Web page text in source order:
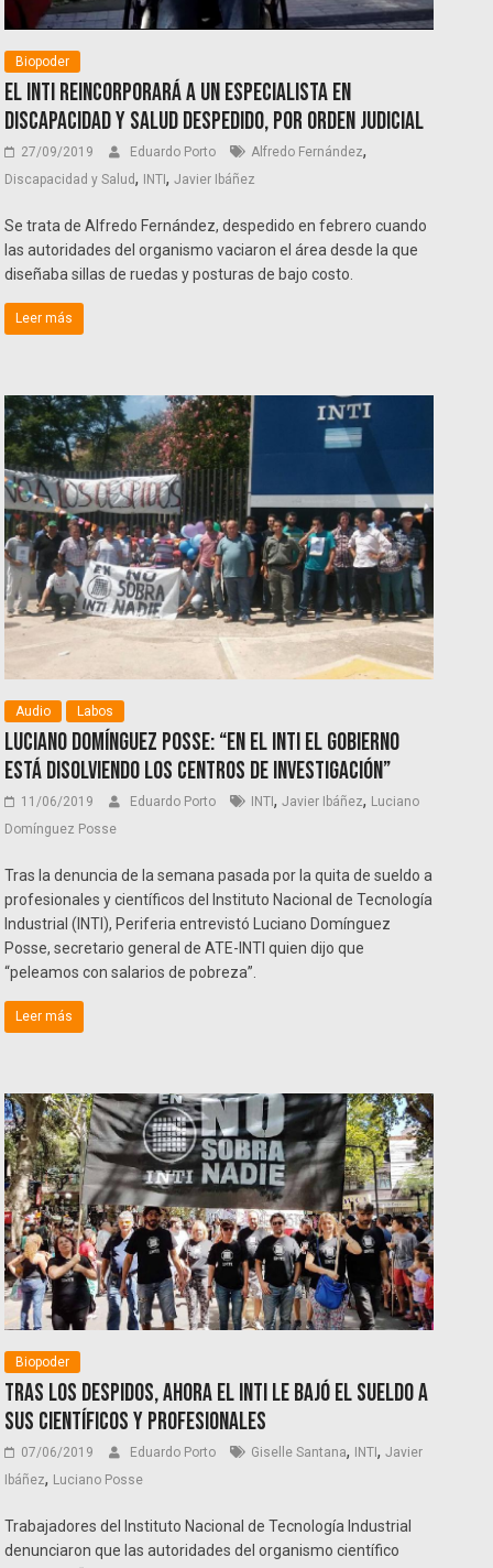
Biopoder
El INTI reincorporará a un especialista en
Discapacidad y Salud despedido, por orden judicial
27/09/2019 Eduardo Porto Alfredo Fernández,
Discapacidad y Salud, INTI,Javier Ibáñez
Se trata de Alfredo Fernández, despedido en febrero cuando
las autoridades del organismo vaciaron el área desde la que
diseñaba sillas de ruedas y posturas de bajo costo.
Leer más
Audio Labos
Luciano Domínguez Posse: “En el INTI el Gobierno
está disolviendo los centros de investigación”
11/06/2019 Eduardo Porto INTI,Javier Ibáñez, Luciano
Domínguez Posse
Tras la denuncia de la semana pasada por la quita de sueldo a
profesionales y científicos del Instituto Nacional de Tecnología
Industrial (INTI), Periferia entrevistó Luciano Domínguez
Posse, secretario general de ATE-INTI quien dijo que
“peleamos con salarios de pobreza”.
Leer más
Biopoder
Tras los despidos, ahora el INTI le bajó el sueldo a
sus científicos y profesionales
07/06/2019 Eduardo Porto Giselle Santana, INTI,Javier
Ibáñez, Luciano Posse
Trabajadores del Instituto Nacional de Tecnología Industrial
denunciaron que las autoridades del organismo científico